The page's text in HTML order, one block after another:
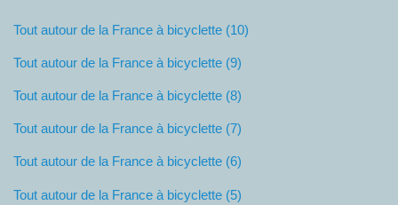
Tout autour de la France à bicyclette (10)
Tout autour de la France à bicyclette (9)
Tout autour de la France à bicyclette (8)
Tout autour de la France à bicyclette (7)
Tout autour de la France à bicyclette (6)
Tout autour de la France à bicyclette (5)